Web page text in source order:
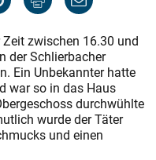
zwischen 16.30 und
der Schlierbacher
Ein Unbekannter hatte
war so in das Haus
durchwühlte
wurde der Täter
und einen